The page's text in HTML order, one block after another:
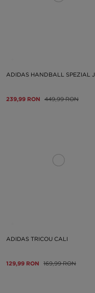
ADIDAS HANDBALL SPEZIAL J
239,99 RON 449,99 RON
ADIDAS TRICOU CALI
129,99 RON 169,99 RON